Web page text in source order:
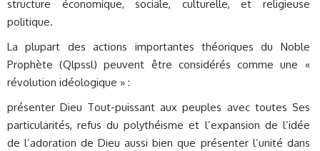
structure économique, sociale, culturelle, et religieuse
politique.
La plupart des actions importantes théoriques du Noble
Prophète (Qlpssl) peuvent être considérés comme une «
révolution idéologique » :
présenter Dieu Tout-puissant aux peuples avec toutes Ses
particularités, refus du polythéisme et l’expansion de l’idée
de l’adoration de Dieu aussi bien que présenter l’unité dans